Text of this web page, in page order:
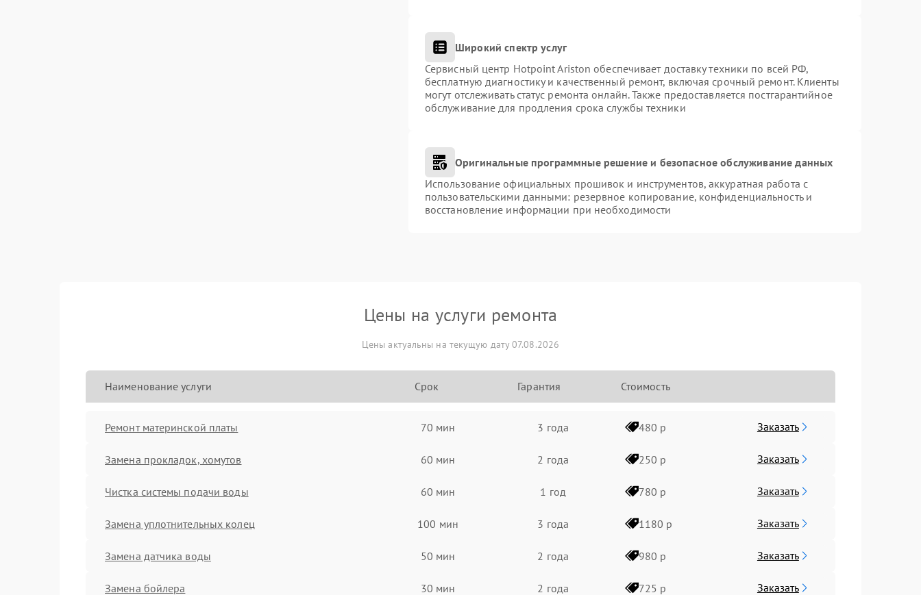
Широкий спектр услуг
Сервисный центр Hotpoint Ariston обеспечивает доставку техники по всей РФ,
бесплатную диагностику и качественный ремонт, включая срочный ремонт. Клиенты
могут отслеживать статус ремонта онлайн. Также предоставляется постгарантийное
обслуживание для продления срока службы техники
Оригинальные программные решение и безопасное обслуживание данных
Использование официальных прошивок и инструментов, аккуратная работа с
пользовательскими данными: резервное копирование, конфиденциальность и
восстановление информации при необходимости
Цены на услуги ремонта
Цены актуальны на текущую дату 07.08.2026
Наименование услуги Срок Гарантия Стоимость
Ремонт материнской платы 70 мин 3 года 480 р Заказать
Замена прокладок, хомутов 60 мин 2 года 250 р Заказать
Чистка системы подачи воды 60 мин 1 год 780 р Заказать
Замена уплотнительных колец 100 мин 3 года 1180 р Заказать
Замена датчика воды 50 мин 2 года 980 р Заказать
Замена бойлера 30 мин 2 года 725 р Заказать